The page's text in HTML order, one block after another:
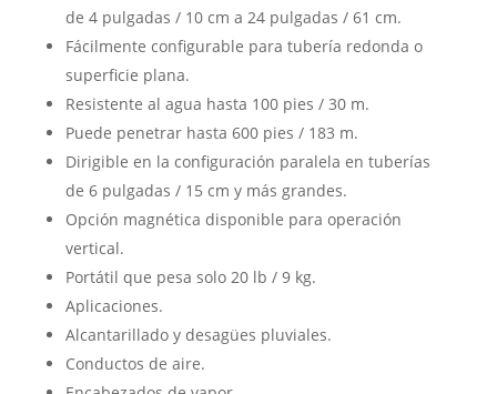
de 4 pulgadas / 10 cm a 24 pulgadas / 61 cm.
Fácilmente configurable para tubería redonda o
superficie plana.
Resistente al agua hasta 100 pies / 30 m.
Puede penetrar hasta 600 pies / 183 m.
Dirigible en la configuración paralela en tuberías
de 6 pulgadas / 15 cm y más grandes.
Opción magnética disponible para operación
vertical.
Portátil que pesa solo 20 lb / 9 kg.
Aplicaciones.
Alcantarillado y desagües pluviales.
Conductos de aire.